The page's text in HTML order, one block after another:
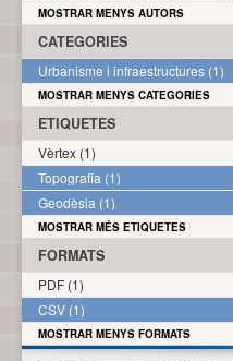
MOSTRAR MENYS AUTORS
CATEGORIES
Urbanisme i infraestructures (1)
MOSTRAR MENYS CATEGORIES
ETIQUETES
Vèrtex (1)
Topografia (1)
Geodèsia (1)
MOSTRAR MÉS ETIQUETES
FORMATS
PDF (1)
CSV (1)
MOSTRAR MENYS FORMATS